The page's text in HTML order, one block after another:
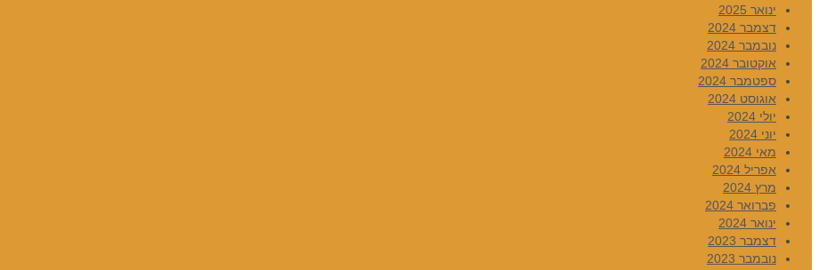
ינואר 2025
דצמבר 2024
נובמבר 2024
אוקטובר 2024
ספטמבר 2024
אוגוסט 2024
יולי 2024
יוני 2024
מאי 2024
אפריל 2024
מרץ 2024
פברואר 2024
ינואר 2024
דצמבר 2023
נובמבר 2023